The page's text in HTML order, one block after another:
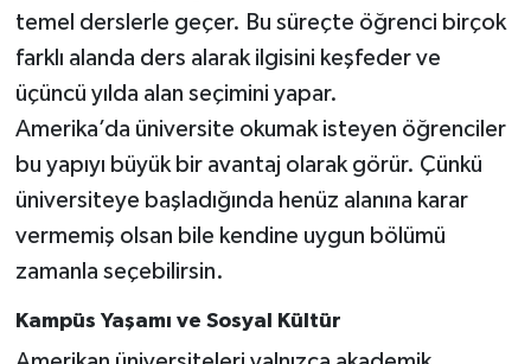
temel derslerle geçer. Bu süreçte öğrenci birçok
farklı alanda ders alarak ilgisini keşfeder ve
üçüncü yılda alan seçimini yapar.
Amerika’da üniversite okumak isteyen öğrenciler
bu yapıyı büyük bir avantaj olarak görür. Çünkü
üniversiteye başladığında henüz alanına karar
vermemiş olsan bile kendine uygun bölümü
zamanla seçebilirsin.
Kampüs Yaşamı ve Sosyal Kültür